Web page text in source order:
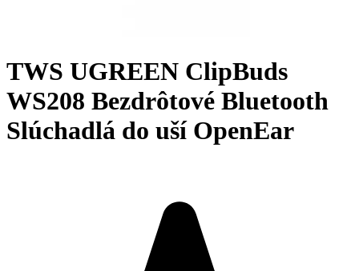
TWS UGREEN ClipBuds
WS208 Bezdrôtové Bluetooth
Slúchadlá do uší OpenEar